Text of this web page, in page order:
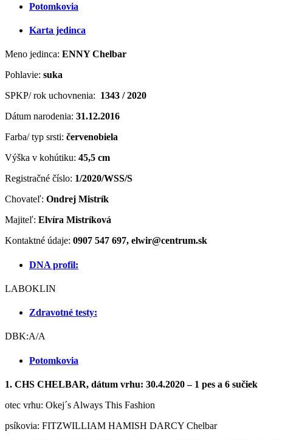
Potomkovia
Karta jedinca
Meno jedinca: ENNY Chelbar
Pohlavie: suka
SPKP/ rok uchovnenia: 1343 / 2020
Dátum narodenia: 31.12.2016
Farba/ typ srsti: červenobiela
Výška v kohútiku: 45,5 cm
Registračné číslo: 1/2020/WSS/S
Chovateľ: Ondrej Mistrík
Majiteľ: Elvíra Mistríková
Kontaktné údaje: 0907 547 697, elwir@centrum.sk
DNA profil:
LABOKLIN
Zdravotné testy:
DBK:A/A
Potomkovia
1. CHS CHELBAR, dátum vrhu: 30.4.2020 – 1 pes a 6 sučiek
otec vrhu: Okej´s Always This Fashion
psíkovia: FITZWILLIAM HAMISH DARCY Chelbar